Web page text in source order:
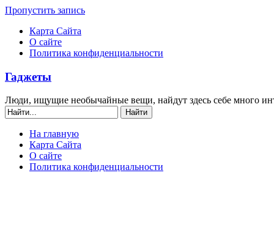
Пропустить запись
Карта Сайта
О сайте
Политика конфиденциальности
Гаджеты
Люди, ищущие необычайные вещи, найдут здесь себе много
На главную
Карта Сайта
О сайте
Политика конфиденциальности